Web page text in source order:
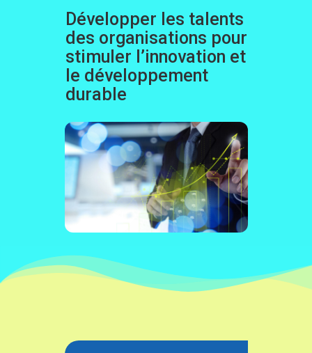
Développer les talents
des organisations pour
stimuler l’innovation et
le développement
durable